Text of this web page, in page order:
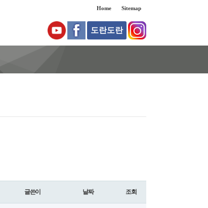
Home Sitemap
도란도란
글쓴이 날짜 조회